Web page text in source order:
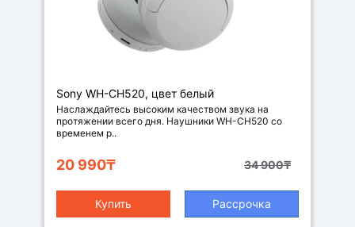
Наушники
Sony WH-CH520, цвет белый
Наслаждайтесь высоким качеством звука на
протяжении всего дня. Наушники WH-CH520 со
временем р..
34 900₸
20 990₸
Купить Рассрочка